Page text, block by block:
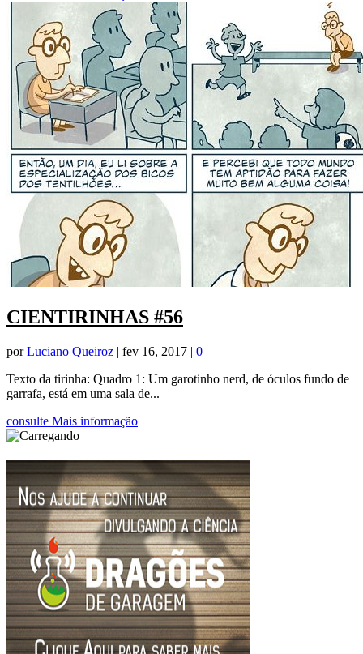
CIENTIRINHAS #56
porLuciano Queiroz | fev 16, 2017 | 0
Texto da tirinha: Quadro 1: Um garotinho nerd, de óculos fundo de
garrafa, está em uma sala de...
consulte Mais informação